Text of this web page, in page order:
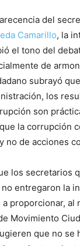
del
Camarillo, la
el tono del
de
subrayó
los
son
la corrupción
no de acciones
los secretarios
entregaron la
proporcionar, al
Movimiento
que no se